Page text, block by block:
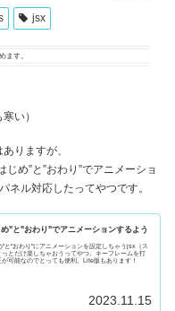
jsx
ます。
い）
りますが、
め”と”おわり”でアニメーショ
ネル対応したってやつです。
"と"おわり"でアニメーションするよう
と"おわり"にアニメーションを設定しちゃうjsx（ス
とだけ楽しちゃおうってやつ。キーフレームを打
可能なのでとっても便利。Lite版もあります！
2023.11.15